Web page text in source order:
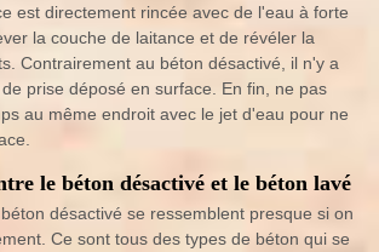
est directement rincée avec de l'eau à forte
la couche de laitance et de révéler la
Contrairement au béton désactivé, il n'y a
prise déposé en surface. En fin, ne pas
au même endroit avec le jet d'eau pour ne
le béton désactivé et le béton lavé
désactivé se ressemblent presque si on
Ce sont tous des types de béton qui se